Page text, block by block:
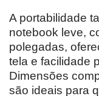
A portabilidade
notebook leve,
polegadas,
tela e facilidade
Dimensões
são ideais para